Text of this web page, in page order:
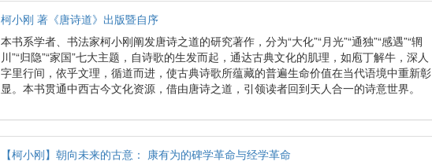
柯小刚 著《唐诗道》出版暨自序
本书系学者、书法家柯小刚阐发唐诗之道的研究著作，分为“大化”“月光”“通独”“感遇”“辋
川”“归隐”“家国”七大主题，自诗歌的生发而起，通达古典文化的肌理，如庖丁解牛，深人
字里行间，依乎文理，循道而进，使古典诗歌所蕴藏的普遍生命价值在当代语境中重新彰
显。本书贯通中西古今文化资源，借由唐诗之道，引领读者回到天人合一的诗意世界。
【柯小刚】朝向未来的古意： 康有为的碑学革命与经学革命